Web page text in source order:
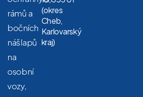
rámů a
bočních
nášlapů
na
osobní
vozy,
(okres
Cheb,
Karlovarský
kraj)